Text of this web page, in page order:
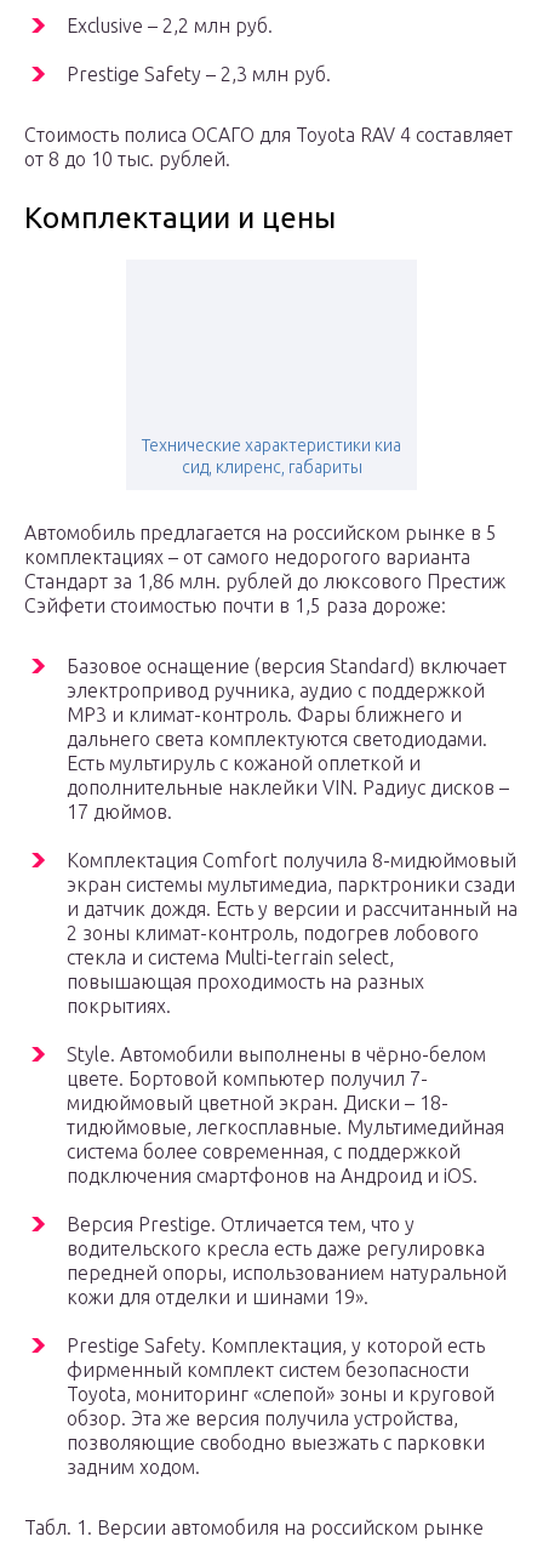
Exclusive – 2,2 млн руб.
Prestige Safety – 2,3 млн руб.
Стоимость полиса ОСАГО для Toyota RAV 4 составляет
от 8 до 10 тыс. рублей.
Комплектации и цены
Технические характеристики киа
сид, клиренс, габариты
Автомобиль предлагается на российском рынке в 5
комплектациях – от самого недорогого варианта
Стандарт за 1,86 млн. рублей до люксового Престиж
Сэйфети стоимостью почти в 1,5 раза дороже:
Базовое оснащение (версия Standard) включает
электропривод ручника, аудио с поддержкой
MP3 и климат-контроль. Фары ближнего и
дальнего света комплектуются светодиодами.
Есть мультируль с кожаной оплеткой и
дополнительные наклейки VIN. Радиус дисков –
17 дюймов.
Комплектация Comfort получила 8-мидюймовый
экран системы мультимедиа, парктроники сзади
и датчик дождя. Есть у версии и рассчитанный на
2 зоны климат-контроль, подогрев лобового
стекла и система Multi-terrain select,
повышающая проходимость на разных
покрытиях.
Style. Автомобили выполнены в чёрно-белом
цвете. Бортовой компьютер получил 7-
мидюймовый цветной экран. Диски – 18-
тидюймовые, легкосплавные. Мультимедийная
система более современная, с поддержкой
подключения смартфонов на Андроид и iOS.
Версия Prestige. Отличается тем, что у
водительского кресла есть даже регулировка
передней опоры, использованием натуральной
кожи для отделки и шинами 19».
Prestige Safety. Комплектация, у которой есть
фирменный комплект систем безопасности
Toyota, мониторинг «слепой» зоны и круговой
обзор. Эта же версия получила устройства,
позволяющие свободно выезжать с парковки
задним ходом.
Табл. 1. Версии автомобиля на российском рынке